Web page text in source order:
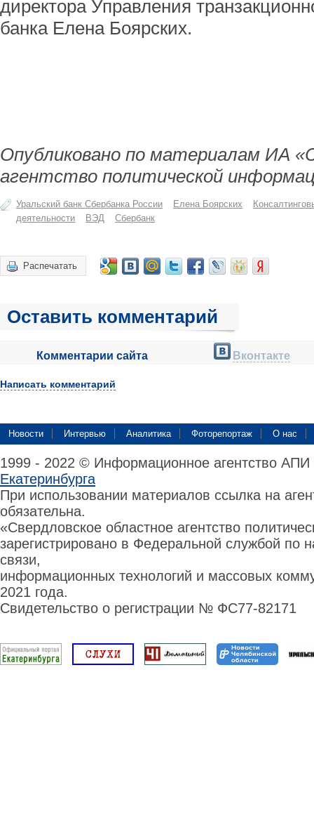
директора Управления
банка Елена Боярских.
Опубликовано по материалам ИА
агентство политической
Уральский банк Сбербанка России Елена Боярских
деятельности
ВЭД Сбербанк
Распечатать
Оставить комментарий
Комментарии сайта Вконтакте
Написать комментарий
Новости Интервью Аналитика Фоторепортаж О нас
1999 - 2022 © Информационное агентство
Екатеринбурга
При использовании материалов ссылка на
обязательна.
«Свердловское областное агентство
зарегистрировано в Федеральной службой по
связи,
информационных технологий и массовых
2021 года.
Свидетельство о регистрации № ФС77-82171